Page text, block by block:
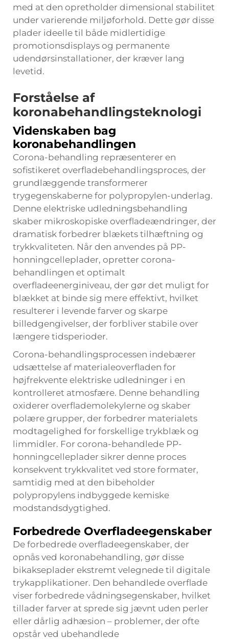
med at den opretholder dimensional stabilitet
under varierende miljøforhold. Dette gør disse
plader ideelle til både midlertidige
promotionsdisplays og permanente
udendørsinstallationer, der kræver lang
levetid.
Forståelse af
koronabehandlingsteknologi
Videnskaben bag
koronabehandlingen
Corona-behandling repræsenterer en
sofistikeret overfladebehandlingsproces, der
grundlæggende transformerer
trygegenskaberne for polypropylen-underlag.
Denne elektriske udledningsbehandling
skaber mikroskopiske overfladeændringer, der
dramatisk forbedrer blækets tilhæftning og
trykkvaliteten. Når den anvendes på PP-
honningcelleplader, opretter corona-
behandlingen et optimalt
overfladeenerginiveau, der gør det muligt for
blækket at binde sig mere effektivt, hvilket
resulterer i levende farver og skarpe
billedgengivelser, der forbliver stabile over
længere tidsperioder.
Corona-behandlingsprocessen indebærer
udsættelse af materialeoverfladen for
højfrekvente elektriske udledninger i en
kontrolleret atmosfære. Denne behandling
oxiderer overflademolekylerne og skaber
polære grupper, der forbedrer materialets
modtagelighed for forskellige trykblæk og
limmidler. For corona-behandlede PP-
honningcelleplader sikrer denne proces
konsekvent trykkvalitet ved store formater,
samtidig med at den bibeholder
polypropylens indbyggede kemiske
modstandsdygtighed.
Forbedrede Overfladeegenskaber
De forbedrede overfladeegenskaber, der
opnås ved koronabehandling, gør disse
bikakseplader ekstremt velegnede til digitale
trykapplikationer. Den behandlede overflade
viser forbedrede vådningsegenskaber, hvilket
tillader farver at sprede sig jævnt uden perler
eller dårlig adhæsion – problemer, der ofte
opstår ved ubehandlede